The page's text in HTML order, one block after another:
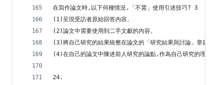
在寫作論文時,以下何種情況,「不需」使用引述技巧? 3
(1)呈現受訪者原始回答內容。
(2)論文中需要使用到二手文獻的內容。
(3)將自己研究的結果統整在論文的「研究結果與討論」章節。
(4)在自己的論文中陳述前人研究的論點,作為自己研究的理論
24.